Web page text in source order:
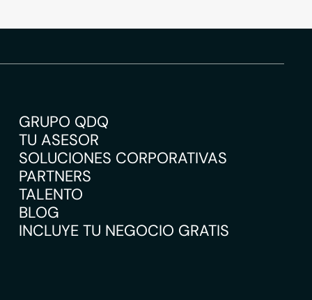
GRUPO QDQ
TU ASESOR
SOLUCIONES CORPORATIVAS
PARTNERS
TALENTO
BLOG
INCLUYE TU NEGOCIO GRATIS